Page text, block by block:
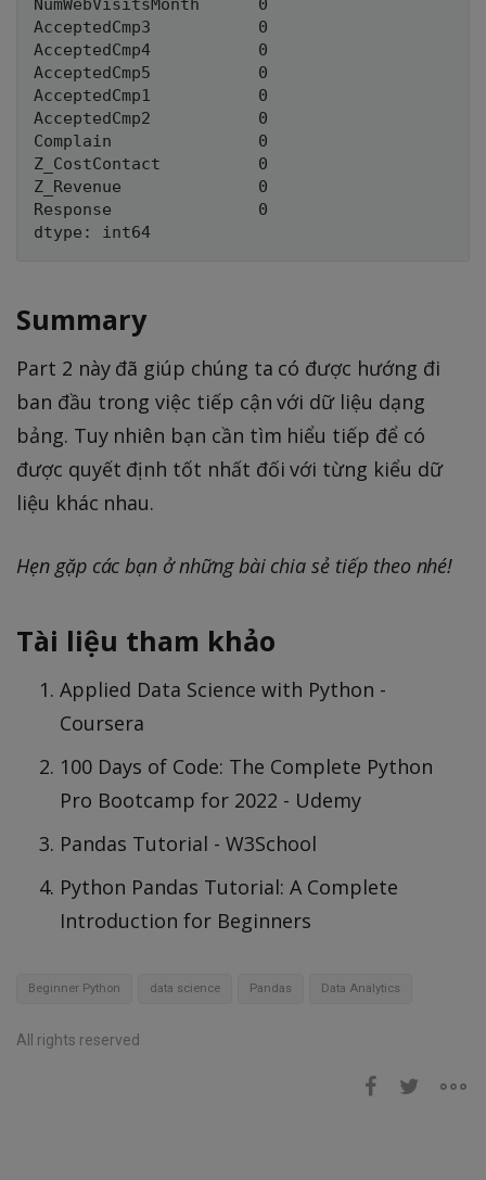
NumWebVisitsMonth      0
AcceptedCmp3           0
AcceptedCmp4           0
AcceptedCmp5           0
AcceptedCmp1           0
AcceptedCmp2           0
Complain               0
Z_CostContact          0
Z_Revenue              0
Response               0
Summary
Part 2 này đã giúp chúng ta có được hướng đi
ban đầu trong việc tiếp cận với dữ liệu dạng
bảng. Tuy nhiên bạn cần tìm hiểu tiếp để có
được quyết định tốt nhất đối với từng kiểu dữ
liệu khác nhau.
Hẹn gặp các bạn ở những bài chia sẻ tiếp theo nhé!
Tài liệu tham khảo
Applied Data Science with Python -
Coursera
100 Days of Code: The Complete Python
Pro Bootcamp for 2022 - Udemy
Pandas Tutorial - W3School
Python Pandas Tutorial: A Complete
Introduction for Beginners
Beginner Python data science Pandas Data Analytics
All rights reserved